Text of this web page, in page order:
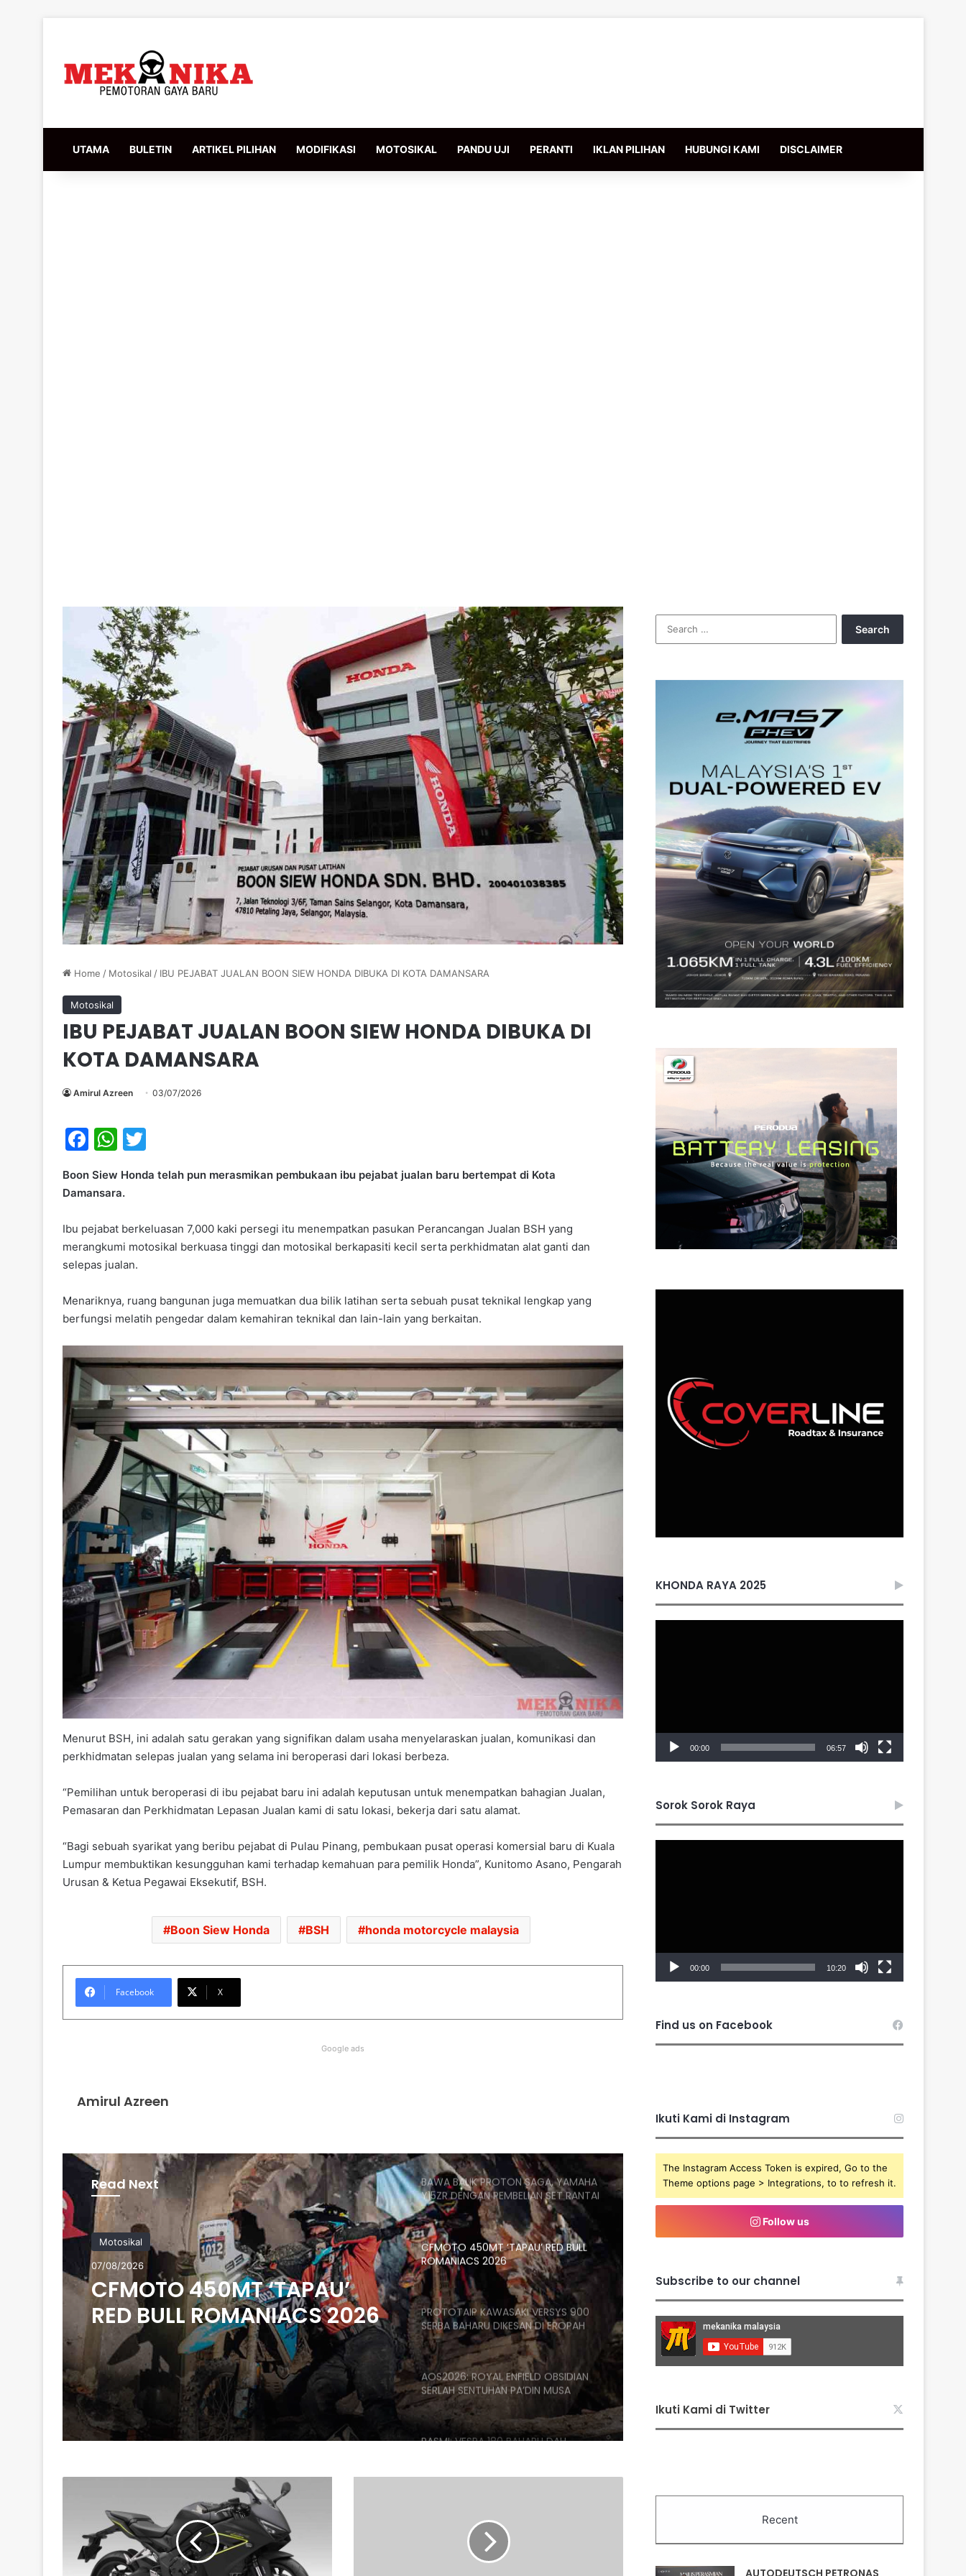
UTAMA BULETIN ARTIKEL PILIHAN MODIFIKASI MOTOSIKAL PANDU UJI PERANTI IKLAN PILIHAN HUBUNGI KAMI DISCLAIMER
Home / Motosikal / IBU PEJABAT JUALAN BOON SIEW HONDA DIBUKA DI KOTA DAMANSARA
Motosikal
IBU PEJABAT JUALAN BOON SIEW HONDA DIBUKA DI
KOTA DAMANSARA
Amirul Azreen 03/07/2026
F
c
b
o
o
k
W
at
A
p
p
itt
Boon Siew Honda telah pun merasmikan pembukaan ibu pejabat jualan baru bertempat di Kota
Damansara.
Ibu pejabat berkeluasan 7,000 kaki persegi itu menempatkan pasukan Perancangan Jualan BSH yang
merangkumi motosikal berkuasa tinggi dan motosikal berkapasiti kecil serta perkhidmatan alat ganti dan
selepas jualan.
Menariknya, ruang bangunan juga memuatkan dua bilik latihan serta sebuah pusat teknikal lengkap yang
berfungsi melatih pengedar dalam kemahiran teknikal dan lain-lain yang berkaitan.
Menurut BSH, ini adalah satu gerakan yang signifikan dalam usaha menyelaraskan jualan, komunikasi dan
perkhidmatan selepas jualan yang selama ini beroperasi dari lokasi berbeza.
“Pemilihan untuk beroperasi di ibu pejabat baru ini adalah keputusan untuk menempatkan bahagian Jualan,
Pemasaran dan Perkhidmatan Lepasan Jualan kami di satu lokasi, bekerja dari satu alamat.
“Bagi sebuah syarikat yang beribu pejabat di Pulau Pinang, pembukaan pusat operasi komersial baru di Kuala
Lumpur membuktikan kesungguhan kami terhadap kemahuan para pemilik Honda”, Kunitomo Asano, Pengarah
Urusan & Ketua Pegawai Eksekutif, BSH.
Boon Siew Honda BSH honda motorcycle malaysia
Facebook X
Google ads
Amirul Azreen
Read Next
Motosikal
07/08/2026
CFMOTO 450MT ‘TAPAU’
RED BULL ROMANIACS 2026
RASMI: VESPA 180 BAHARU DAH
MENDARAT DI MALAYSIA – DARI
RM21,500
RASMI: AVETA VANGUARD 250
LIMITED EDITION DIUMUMKAN –
RASMI: AVETA VANGUARD 180
DIPERKENAL – DARI RM9,398
BAWA BALIK PROTON SAGA, YAMAHA
Y15ZR DENGAN PEMBELIAN SET RANTAI
RK-M EDISI MERDEKA 2026
CFMOTO 450MT ‘TAPAU’ RED BULL
ROMANIACS 2026
PROTOTAIP KAWASAKI VERSYS 900
SERBA BAHARU DIKESAN DI EROPAH
AOS2026: ROYAL ENFIELD OBSIDIAN
SERLAH SENTUHAN PA’DIN MUSA
RASMI: VESPA 180 BAHARU DAH
LIMITED EDITION DIUMUMKAN –
HANYA 688 UNIT, RM17,188
CLUTCH,
CB650R
KHONDA RAYA 2025
00:00 06:57
Sorok Sorok Raya
00:00 10:20
Find us on Facebook
Ikuti Kami di Instagram
The Instagram Access Token is expired, Go to the
Theme options page > Integrations, to to refresh it.
Follow us
Subscribe to our channel
Ikuti Kami di Twitter
Recent
AUTODEUTSCH PETRONAS